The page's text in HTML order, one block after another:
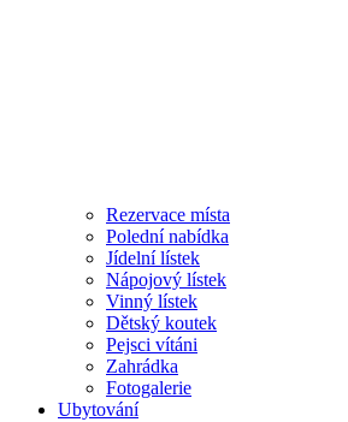
Rezervace místa
Polední nabídka
Jídelní lístek
Nápojový lístek
Vinný lístek
Dětský koutek
Pejsci vítáni
Zahrádka
Fotogalerie
Ubytování